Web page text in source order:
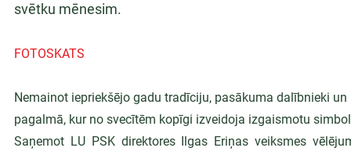
svētku mēnesim.
FOTOSKATS
Nemainot iepriekšējo gadu tradīciju, pasākuma dalībnieki
pagalmā, kur no svecītēm kopīgi izveidoja izgaismotu
Saņemot LU PSK direktores Ilgas Eriņas veiksmes